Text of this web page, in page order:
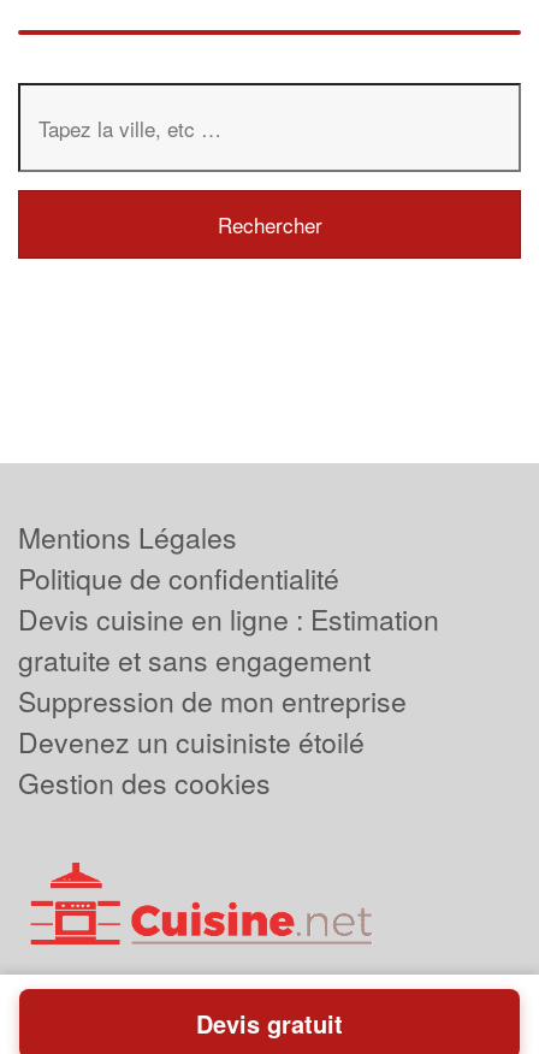
Mentions Légales
Politique de confidentialité
Devis cuisine en ligne : Estimation
gratuite et sans engagement
Suppression de mon entreprise
Devenez un cuisiniste étoilé
Gestion des cookies
Powered byPlus que pro
Devis gratuit